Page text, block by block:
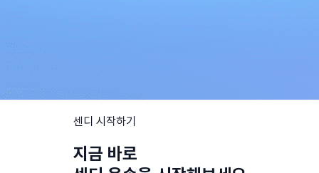
센디 시작하기
지금 바로